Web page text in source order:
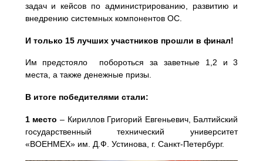
задач и кейсов по администрированию, развитию и
внедрению системных компонентов ОС.
И только 15 лучших участников прошли в финал!
Им предстояло побороться за заветные 1,2 и 3
места, а также денежные призы.
В итоге победителями стали:
1 место – Кириллов Григорий Евгеньевич, Балтийский
государственный технический университет
«ВОЕНМЕХ» им. Д.Ф. Устинова, г. Санкт-Петербург.